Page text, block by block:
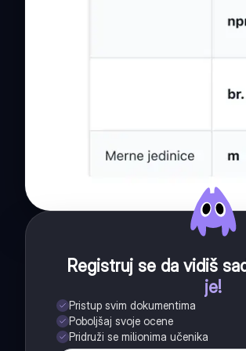
Registruj se da vidiš
je!
Pristup svim dokumentima
Poboljšaj svoje ocene
Pridruži se milionima učenika